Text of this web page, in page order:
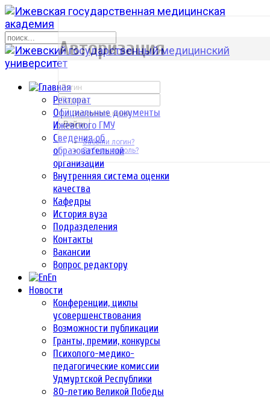
Ректорат
Официальные документы
Ижевского ГМУ
Сведения об
образовательной
организации
Внутренняя система оценки
качества
Кафедры
История вуза
Подразделения
Контакты
Вакансии
Вопрос редактору
En
Новости
Конференции, циклы
усовершенствования
Возможности публикации
Гранты, премии, конкурсы
Психолого-медико-
педагогические комиссии
Удмуртской Республики
80-летию Великой Победы
р
Авторизация
Запомнить меня
Войти
Забыли логин?
Забыли пароль?